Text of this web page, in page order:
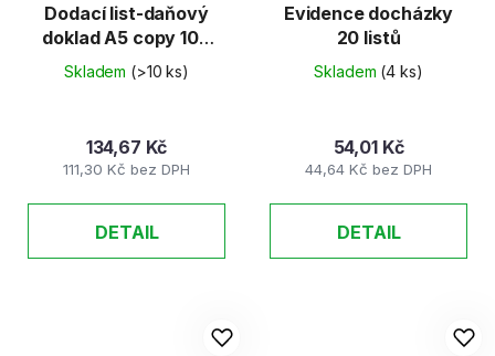
Dodací list-daňový
doklad A5 copy 100
listů
Skladem (>10 ks)
111,30 Kč bez DPH
134,67 Kč
DETAIL
Evidence docházky
20 listů
Skladem (4 ks)
44,64 Kč bez DPH
54,01 Kč
DETAIL